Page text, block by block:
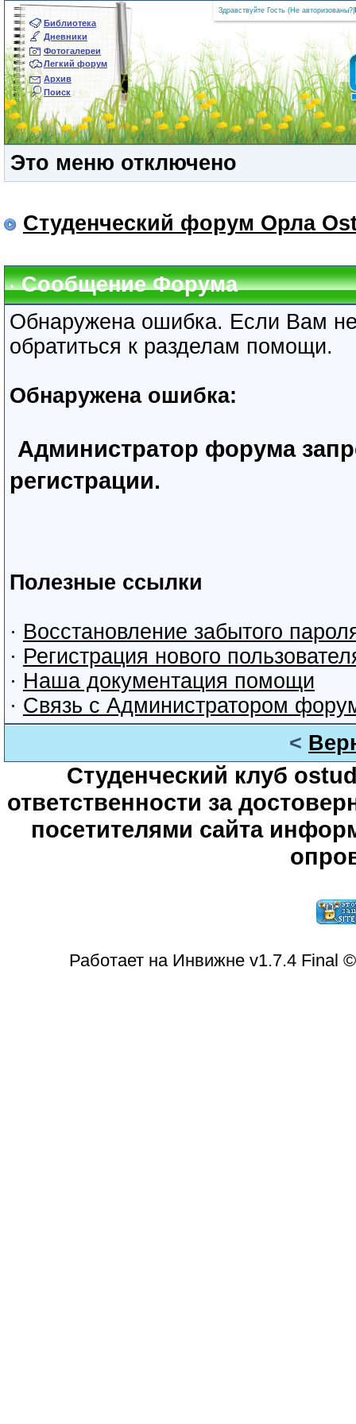
Библиотека
Дневники
Фотогалереи
Легкий форум
Архив
Поиск
Здравствуйте Гость (Не авторизованы?
Это меню отключено
Студенческий форум Орла
Сообщение Форума
Обнаружена ошибка. Если Вам
обратиться к разделам помощи.
Обнаружена ошибка:
Администратор форума
регистрации.
Полезные ссылки
· Восстановление забытого
· Регистрация нового
· Наша документация помощи
· Связь с Администратором
<
Студенческий клуб
ответственности за
посетителями сайта
Работает на Инвижне v1.7.4 Final